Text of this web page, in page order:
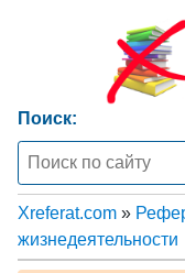
Поиск:
Xreferat.com »
жизнедеятельности